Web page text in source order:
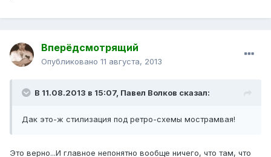
Вперёдсмотрящий
Опубликовано 11 августа, 2013
В 11.08.2013 в 15:07, Павел Волков сказал:
Дак это-ж стилизация под ретро-схемы мострамвая!
Это верно...И главное непонятно вообще ничего, что там, что